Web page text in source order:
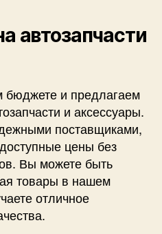
автозапчасти
и предлагаем
и аксессуары.
поставщиками,
цены без
Вы можете быть
товары в нашем
отличное